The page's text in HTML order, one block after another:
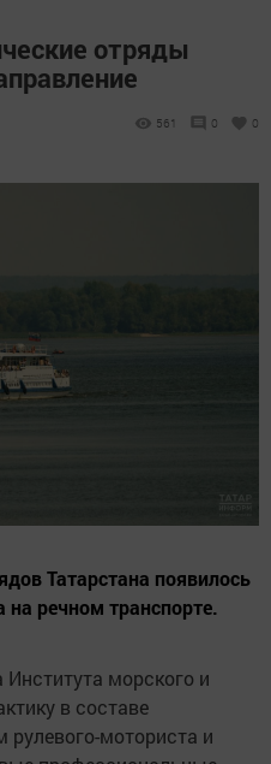
отряды
561 0 0
Татарстана появилось
на речном транспорте.
Института морского и
в составе
моториста и